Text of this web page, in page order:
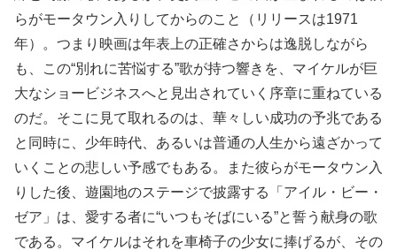
らがモータウン入りしてからのこと（リリースは1971
年）。つまり映画は年表上の正確さからは逸脱しながら
も、この“別れに苦悩する”歌が持つ響きを、マイケルが巨
大なショービジネスへと見出されていく序章に重ねている
のだ。そこに見て取れるのは、華々しい成功の予兆である
と同時に、少年時代、あるいは普通の人生から遠ざかって
いくことの悲しい予感でもある。また彼らがモータウン入
りした後、遊園地のステージで披露する「アイル・ビー・
ゼア」は、愛する者に“いつもそばにいる”と誓う献身の歌
である。マイケルはそれを車椅子の少女に捧げるが、その